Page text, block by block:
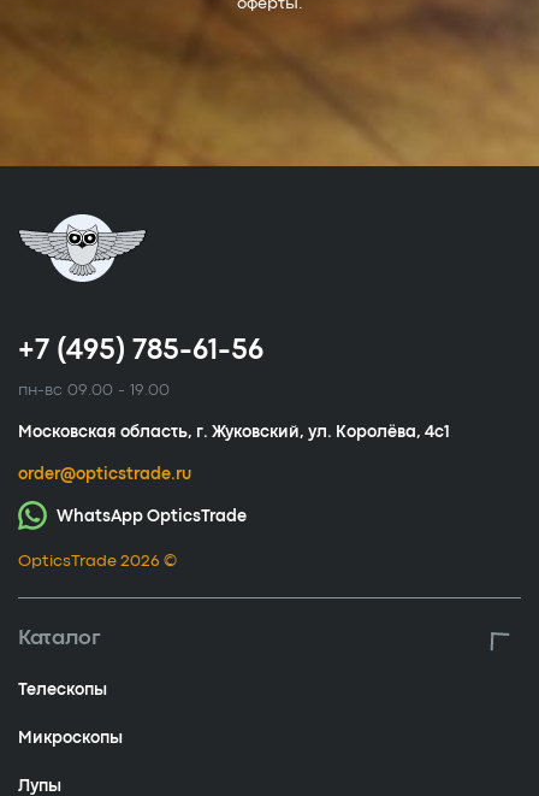
оферты.
+7 (495) 785-61-56
пн-вс 09.00 - 19.00
Московская область, г. Жуковский, ул. Королёва, 4с1
order@opticstrade.ru
WhatsApp OpticsTrade
OpticsTrade 2026 ©
Каталог
Телескопы
Микроскопы
Лупы